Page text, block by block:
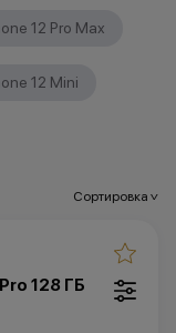
12 Pro Max
12 Mini
Сортировка>
128 ГБ